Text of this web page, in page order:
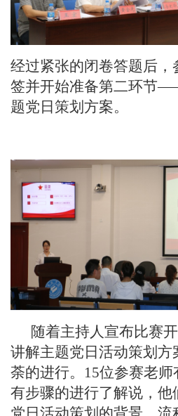
经过紧张的闭卷答题后，
签并开始准备第二环节
题党日策划方案。
随着主持人宣布比赛
讲解主题党日活动策划方
荼的进行。 15位参赛老师
有步骤的进行了解说，他